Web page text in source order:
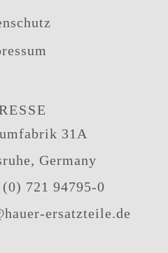
31A
Germany
(0) 721 94795-0
ersatzteile.de